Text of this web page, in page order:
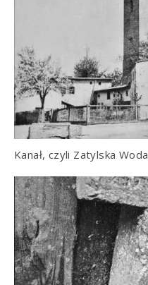
Kanał, czyli Zatylska Woda